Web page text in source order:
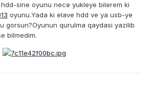
sine oyunu nece yukleye bilerem ki
oyunu.Yada ki elave hdd ve ya usb-ye
gorsun?Oyunun qurulma qaydasi yazilib
bilmedim.